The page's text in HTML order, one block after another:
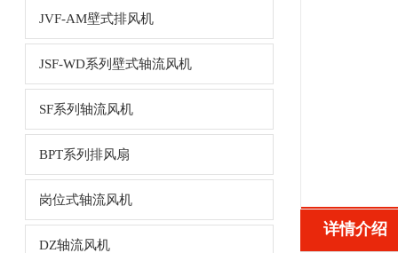
JVF-AM壁式排风机
JSF-WD系列壁式轴流风机
SF系列轴流风机
BPT系列排风扇
岗位式轴流风机
DZ轴流风机
详情介绍